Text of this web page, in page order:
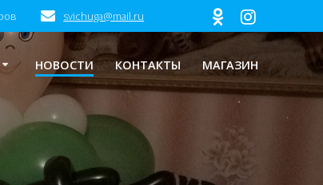
svichuga@mail.ru
НОВОСТИ КОНТАКТЫ МАГАЗИН